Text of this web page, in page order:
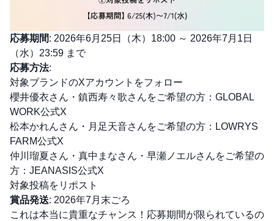
応募期間: 2026年6月25日（木）18:00 ～ 2026年7月1日
（水）23:59 まで
応募方法:
対象ブランドのXアカウントをフォロー
櫻井優衣さん・鎮西寿々歌さんをご希望の方： GLOBAL
WORK公式X
松本かれんさん・月足天音さんをご希望の方： LOWRYS
FARM公式X
仲川瑠夏さん・真中まなさん・早瀬ノエルさんをご希望の
方： JEANASIS公式X
対象投稿をリポスト
賞品発送: 2026年7月末ごろ
これは本当に貴重なチャンス！応募期間が限られているの